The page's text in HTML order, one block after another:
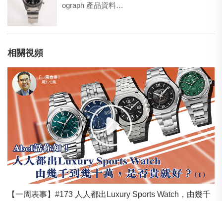
ograph 產品資料…
相關視頻
【一周表事】#173 人人都出Luxury Sports Watch，由幾千